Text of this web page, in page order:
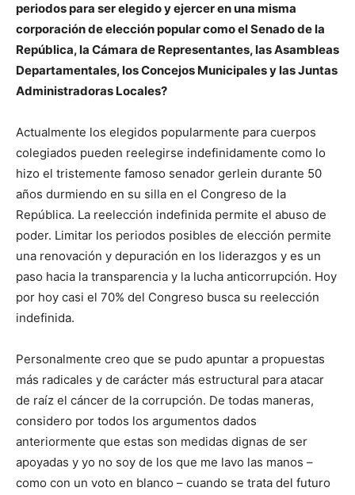
periodos para ser elegido y ejercer en una misma
corporación de elección popular como el Senado de la
República, la Cámara de Representantes, las Asambleas
Departamentales, los Concejos Municipales y las Juntas
Administradoras Locales?
Actualmente los elegidos popularmente para cuerpos
colegiados pueden reelegirse indefinidamente como lo
hizo el tristemente famoso senador gerlein durante 50
años durmiendo en su silla en el Congreso de la
República. La reelección indefinida permite el abuso de
poder. Limitar los periodos posibles de elección permite
una renovación y depuración en los liderazgos y es un
paso hacia la transparencia y la lucha anticorrupción. Hoy
por hoy casi el 70% del Congreso busca su reelección
indefinida.
Personalmente creo que se pudo apuntar a propuestas
más radicales y de carácter más estructural para atacar
de raíz el cáncer de la corrupción. De todas maneras,
considero por todos los argumentos dados
anteriormente que estas son medidas dignas de ser
apoyadas y yo no soy de los que me lavo las manos –
como con un voto en blanco – cuando se trata del futuro